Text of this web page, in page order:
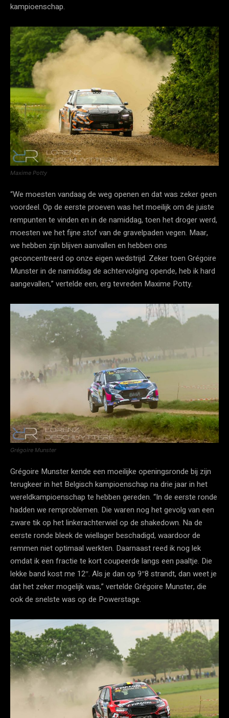
kampioenschap.
Maxime Potty
“We moesten vandaag de weg openen en dat was zeker geen
voordeel. Op de eerste proeven was het moeilijk om de juiste
rempunten te vinden en in de namiddag, toen het droger werd,
moesten we het fijne stof van de gravelpaden vegen. Maar,
we hebben zijn blijven aanvallen en hebben ons
geconcentreerd op onze eigen wedstrijd. Zeker toen Grégoire
Munster in de namiddag de achtervolging opende, heb ik hard
aangevallen,” vertelde een, erg tevreden Maxime Potty.
Grégoire Munster
Grégoire Munster kende een moeilijke openingsronde bij zijn
terugkeer in het Belgisch kampioenschap na drie jaar in het
wereldkampioenschap te hebben gereden. “In de eerste ronde
hadden we remproblemen. Die waren nog het gevolg van een
zware tik op het linkerachterwiel op de shakedown. Na de
eerste ronde bleek de wiellager beschadigd, waardoor de
remmen niet optimaal werkten. Daarnaast reed ik nog lek
omdat ik een fractie te kort coupeerde langs een paaltje. Die
lekke band kost me 12″. Als je dan op 9″8 strandt, dan weet je
dat het zeker mogelijk was,” vertelde Grégoire Munster, die
ook de snelste was op de Powerstage.